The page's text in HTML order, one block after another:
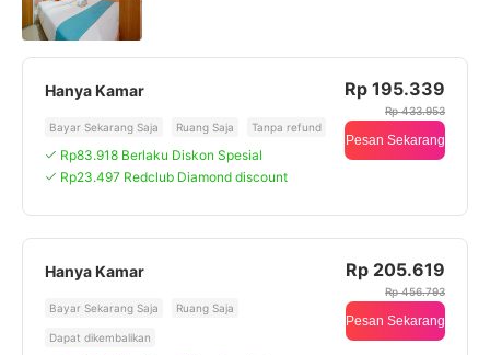
Hanya Kamar
Bayar Sekarang Saja Ruang Saja Tanpa refund
Rp83.918 Berlaku Diskon Spesial
Rp23.497 Redclub Diamond discount
Rp 195.339
Rp 433.953
Pesan Sekarang
Hanya Kamar
Bayar Sekarang Saja Ruang Saja
Dapat dikembalikan
Rp 205.619
Rp 456.793
Pesan Sekarang